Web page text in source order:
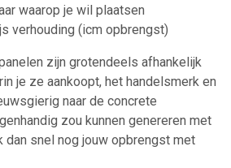
waarop je wil plaatsen
verhouding (icm opbrengst)
zijn grotendeels afhankelijk
je ze aankoopt, het handelsmerk en
naar de concrete
zou kunnen genereren met
dan snel nog jouw opbrengst met